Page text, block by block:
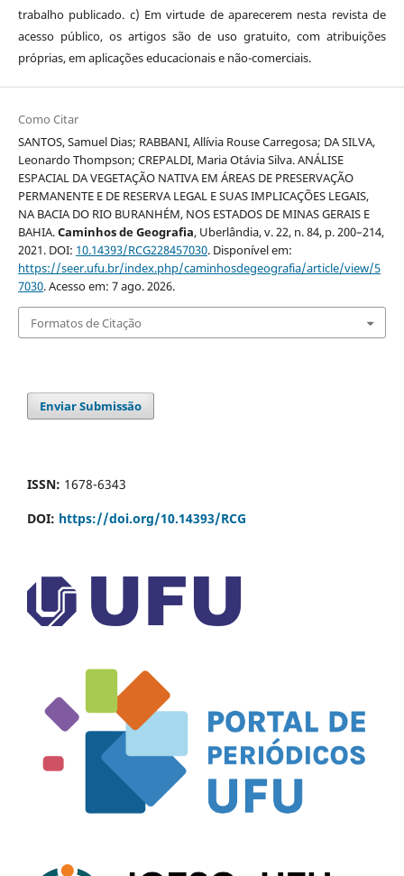
trabalho publicado. c) Em virtude de aparecerem nesta revista de
acesso público, os artigos são de uso gratuito, com atribuições
próprias, em aplicações educacionais e não-comerciais.
Como Citar
SANTOS, Samuel Dias; RABBANI, Allívia Rouse Carregosa; DA SILVA,
Leonardo Thompson; CREPALDI, Maria Otávia Silva. ANÁLISE
ESPACIAL DA VEGETAÇÃO NATIVA EM ÁREAS DE PRESERVAÇÃO
PERMANENTE E DE RESERVA LEGAL E SUAS IMPLICAÇÕES LEGAIS,
NA BACIA DO RIO BURANHÉM, NOS ESTADOS DE MINAS GERAIS E
BAHIA.Caminhos de Geografia, Uberlândia, v. 22, n. 84, p. 200–214,
2021. DOI: 10.14393/RCG228457030. Disponível em:
https://seer.ufu.br/index.php/caminhosdegeografia/article/view/5
7030. Acesso em: 7 ago. 2026.
Formatos de Citação
Enviar Submissão
ISSN: 1678-6343
DOI: https://doi.org/10.14393/RCG